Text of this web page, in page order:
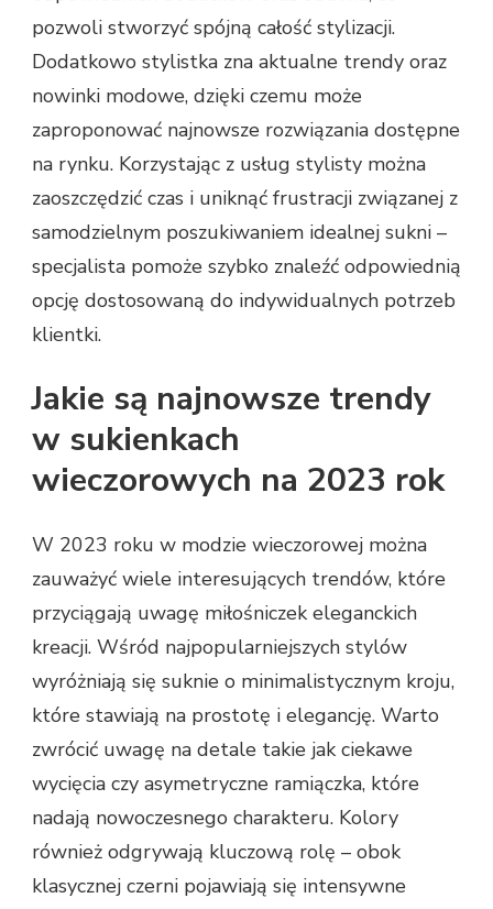
pozwoli stworzyć spójną całość stylizacji.
Dodatkowo stylistka zna aktualne trendy oraz
nowinki modowe, dzięki czemu może
zaproponować najnowsze rozwiązania dostępne
na rynku. Korzystając z usług stylisty można
zaoszczędzić czas i uniknąć frustracji związanej z
samodzielnym poszukiwaniem idealnej sukni –
specjalista pomoże szybko znaleźć odpowiednią
opcję dostosowaną do indywidualnych potrzeb
klientki.
Jakie są najnowsze trendy
w sukienkach
wieczorowych na 2023 rok
W 2023 roku w modzie wieczorowej można
zauważyć wiele interesujących trendów, które
przyciągają uwagę miłośniczek eleganckich
kreacji. Wśród najpopularniejszych stylów
wyróżniają się suknie o minimalistycznym kroju,
które stawiają na prostotę i elegancję. Warto
zwrócić uwagę na detale takie jak ciekawe
wycięcia czy asymetryczne ramiączka, które
nadają nowoczesnego charakteru. Kolory
również odgrywają kluczową rolę – obok
klasycznej czerni pojawiają się intensywne